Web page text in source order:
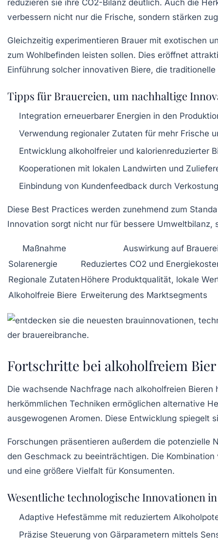
reduzieren sie ihre CO2-Bilanz deutlich. Auch die
verbessern nicht nur die Frische, sondern stärken
Gleichzeitig experimentieren Brauer mit exotischen
zum Wohlbefinden leisten sollen. Dies eröffnet
Einführung solcher innovativen Biere, die
Tipps für Brauereien, um nachhaltige
Integration erneuerbarer Energien in den
Verwendung regionaler Zutaten für mehr Frische
Entwicklung alkoholfreier und kalorienreduzierter
Kooperationen mit lokalen Landwirten und
Einbindung von Kundenfeedback durch
Diese Best Practices werden zunehmend zum
Innovation sorgt nicht nur für bessere
Maßnahme
Auswirkung auf
Solarenergie
Reduziertes CO2 und
Regionale Zutaten Höhere Produktqualität, lokale
Alkoholfreie Biere Erweiterung des Marktsegments
Fortschritte bei alkoholfreiem
Die wachsende Nachfrage nach alkoholfreien
herkömmlichen Techniken ermöglichen alternative
ausgewogenen Aromen. Diese Entwicklung spiegelt
Forschungen präsentieren außerdem die potenzielle
den Geschmack zu beeinträchtigen. Die
und eine größere Vielfalt für Konsumenten.
Wesentliche technologische Innovationen
Adaptive Hefestämme mit reduziertem
Präzise Steuerung von Gärparametern mittels